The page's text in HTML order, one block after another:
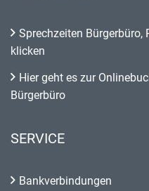
Sprechzeiten Bürgerbüro,
klicken
Hier geht es zur
Bürgerbüro
SERVICE
Bankverbindungen